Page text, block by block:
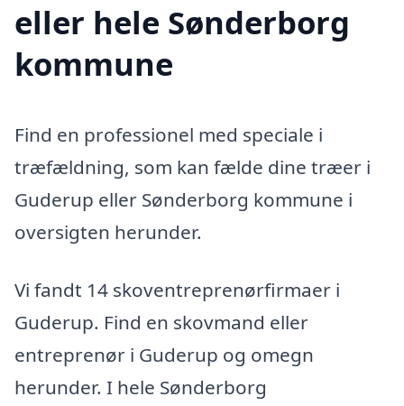
eller hele Sønderborg
kommune
Find en professionel med speciale i
træfældning, som kan fælde dine træer i
Guderup eller Sønderborg kommune i
oversigten herunder.
Vi fandt 14 skoventreprenørfirmaer i
Guderup. Find en skovmand eller
entreprenør i Guderup og omegn
herunder. I hele Sønderborg